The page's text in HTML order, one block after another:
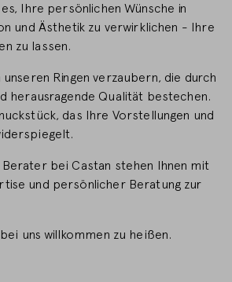
Ihre persönlichen Wünsche in
und Ästhetik zu verwirklichen - Ihre
zu lassen.
unseren Ringen verzaubern, die durch
herausragende Qualität bestechen.
das Ihre Vorstellungen und
bei Castan stehen Ihnen mit
und persönlicher Beratung zur
uns willkommen zu heißen.